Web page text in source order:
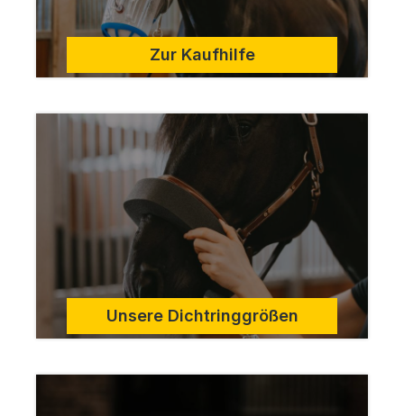
Zur Kaufhilfe
Unsere Dichtringgrößen